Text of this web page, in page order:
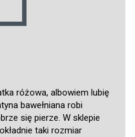
różowa, albowiem lubię
bawełniana robi
się pierze. W sklepie
taki rozmiar